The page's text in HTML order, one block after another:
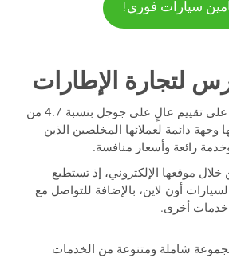
سيارات فوري!
لتجارة الإطارات
تحظى توربو اكسبرس على تقييم عالٍ على جوجل بنسبة 4.7 من
دائمة لعملائها المخلصين الذين
رائعة وأسعار منافسة.
موقعها الإلكتروني، إذ تستطيع
أون لاين، بالإضافة للتواصل مع
أخرى.
شاملة ومتنوعة من الخدمات